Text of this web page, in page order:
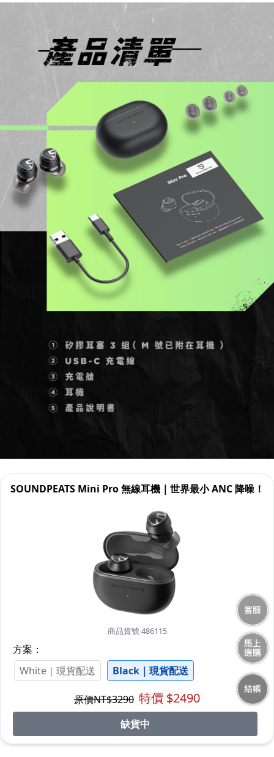
SOUNDPEATS Mini Pro 無線耳機｜世界最小 ANC 降噪！
商品貨號 486115
方案：
White｜現貨配送
Black｜現貨配送
原價NT$3290 特價 $2490
缺貨中